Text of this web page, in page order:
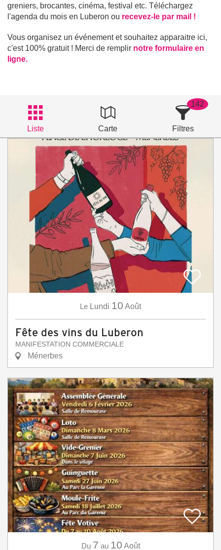
greniers, brocantes, cinéma, festival etc. Téléchargez
l'agenda du mois en Luberon ou recevez-le par mail !
Vous organisez un événement et souhaitez apparaitre ici,
c'est 100% gratuit ! Merci de remplir notre formulaire en
ligne.
Liste Carte Filtres
142
Le Lundi 10 Août
Fête des vins du Luberon
MANIFESTATION COMMERCIALE
Ménerbes
Du 7 au 10 Août